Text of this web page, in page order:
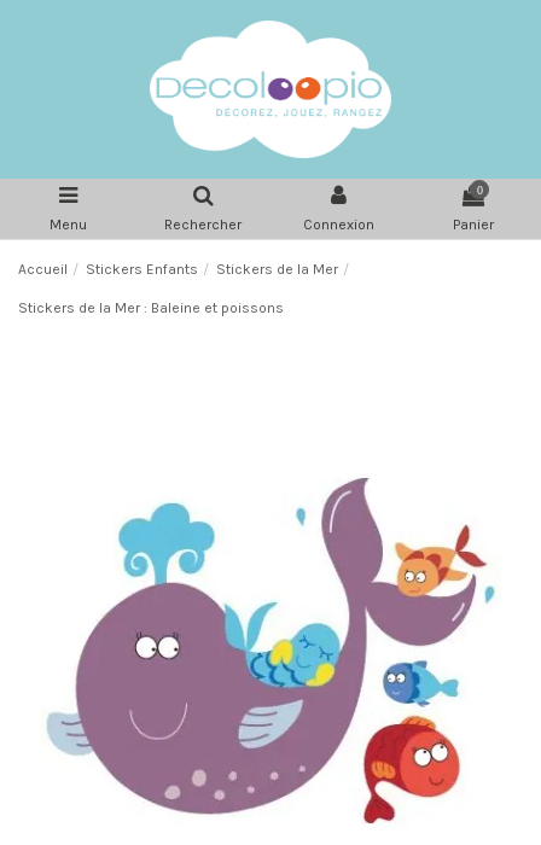
Menu Rechercher Connexion
0
Panier
Accueil Stickers Enfants Stickers de la Mer
Stickers de la Mer : Baleine et poissons